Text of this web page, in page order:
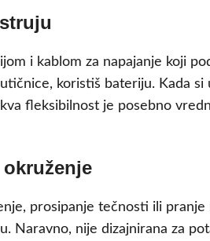
i kablom za napajanje koji
koristiš bateriju. Kada
fleksibilnost je posebno
prosipanje tečnosti ili
Naravno, nije dizajnirana za